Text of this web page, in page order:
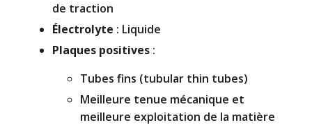
de traction
Électrolyte : Liquide
Plaques positives :
Tubes fins (tubular thin tubes)
Meilleure tenue mécanique et
meilleure exploitation de la matière